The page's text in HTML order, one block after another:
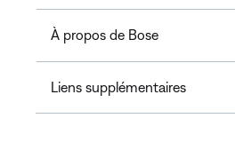
À propos de Bose
Liens supplémentaires